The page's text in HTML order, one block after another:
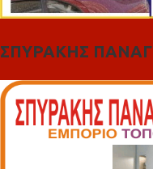
ΣΠΥΡΑΚΗΣ